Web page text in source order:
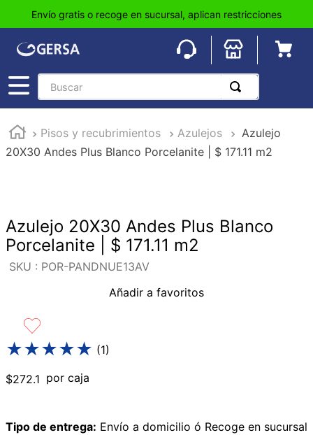
Envío gratis o recoge en sucursal, aplican restricciones
Buscar
Pisos y recubrimientos Azulejos
Azulejo
20X30 Andes Plus Blanco Porcelanite | $ 171.11 m2
Azulejo 20X30 Andes Plus Blanco
Porcelanite | $ 171.11 m2
: POR-PANDNUE13AV
Añadir a favoritos
★★★★★ (1)
$272.1 por caja
Tipo de entrega: Envío a domicilio ó Recoge en sucursal
1.
pisos
2.
loseta
5.
lavabo
10. azulejos